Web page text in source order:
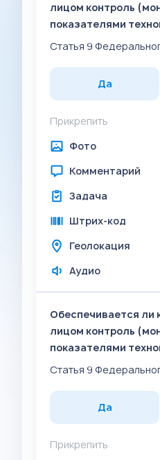
лицом контроль
показателями
Статья 9
Да
Прикрепить
Фото
Комментарий
Задача
Штрих-код
Геолокация
Аудио
Обеспечивается ли
лицом контроль
показателями
Статья 9
Да
Прикрепить